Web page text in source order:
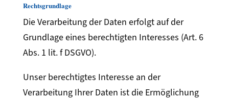
Rechtsgrundlage
Die Verarbeitung der Daten erfolgt auf der
Grundlage eines berechtigten Interesses (Art. 6
Abs. 1 lit. f DSGVO).
Unser berechtigtes Interesse an der
Verarbeitung Ihrer Daten ist die Ermöglichung